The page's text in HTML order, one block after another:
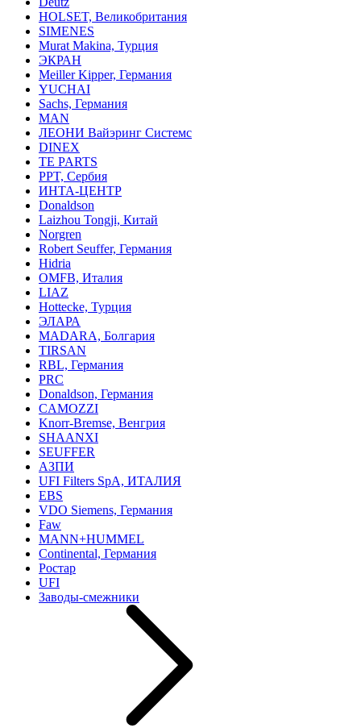
HOLSET, Великобритания
SIMENES
Murat Makina, Турция
ЭКРАН
Meiller Kipper, Германия
YUCHAI
Sachs, Германия
MAN
ЛЕОНИ Вайэринг Системс
DINEX
TE PARTS
PPT, Сербия
ИНТА-ЦЕНТР
Donaldson
Laizhou Tongji, Китай
Norgren
Robert Seuffer, Германия
Hidria
OMFB, Италия
LIAZ
Hottecke, Турция
ЭЛАРА
MADARA, Болгария
TIRSAN
RBL, Германия
PRC
Donaldson, Германия
CAMOZZI
Knorr-Bremse, Венгрия
SHAANXI
SEUFFER
АЗПИ
UFI Filters SpA, ИТАЛИЯ
EBS
VDO Siemens, Германия
Faw
MANN+HUMMEL
Continental, Германия
Ростар
UFI
Заводы-смежники